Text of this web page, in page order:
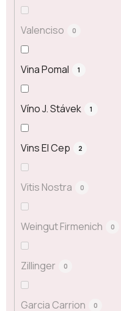
Valenciso 0
Vina Pomal 1
Víno J. Stávek 1
Vins El Cep 2
Vitis Nostra 0
Weingut Firmenich 0
Zillinger 0
Garcia Carrion 0